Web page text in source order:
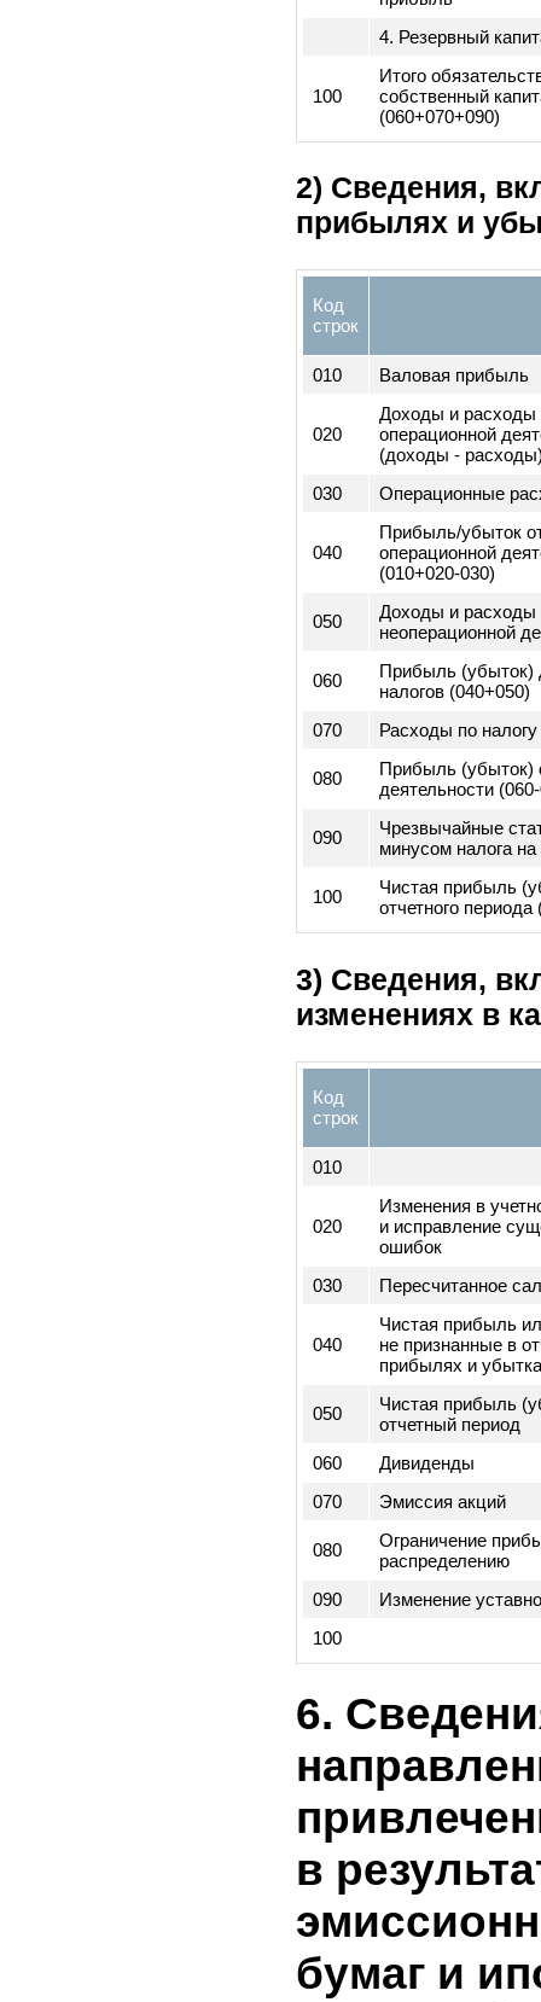
1. Уставный
2.
3.
прибыль
4. Резервный
100
(060+070+090)
2) Сведения,
прибылях и
Код
010 Валовая
020
Доходы и
операционной
(доходы -
Операционные
Прибыль/
(010+020-030)
Прибыль
070 Расходы по
деятельности
090
100
3) Сведения,
изменениях в
строк
010
Изменения в
и
ошибок
040
прибылях и
050 Чистая
отчетный
060
Дивиденды
070
Эмиссия акций
080
распределению
090
Изменение